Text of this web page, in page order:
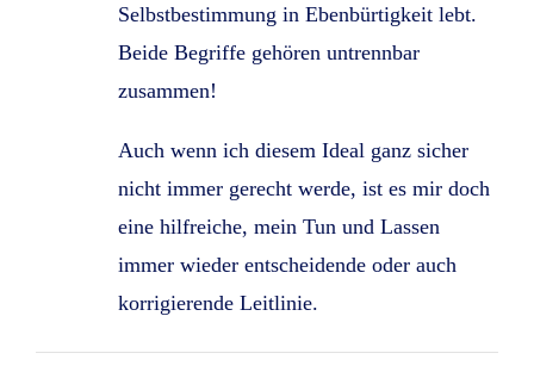
Selbstbestimmung in Ebenbürtigkeit lebt.
Beide Begriffe gehören untrennbar
zusammen!
Auch wenn ich diesem Ideal ganz sicher
nicht immer gerecht werde, ist es mir doch
eine hilfreiche, mein Tun und Lassen
immer wieder entscheidende oder auch
korrigierende Leitlinie.